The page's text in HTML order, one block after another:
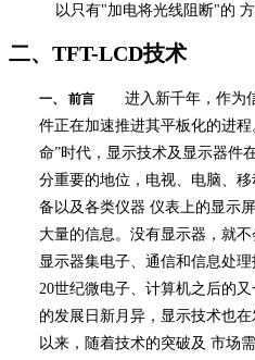
以只有"加电将光线阻断"的
二、 TFT-LCD技术
一、 前言 进入新千年，作为
件正在加速推进其平板化的进
命”时代，显示技术及显示器件
分重要的地位，电视、电脑、移
备以及各类仪器 仪表上的显示
大量的信息。没有显示器，就
显示器集电子、通信和信息处
20世纪微电子、计算机之后
的发展日新月异，显示技术也
以来，随着技术的突破及 市场